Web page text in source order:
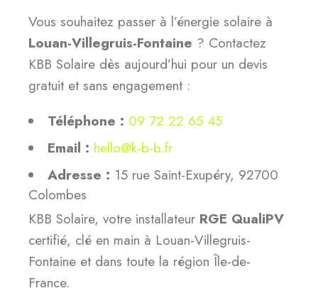
Vous souhaitez passer à l’énergie solaire à
Louan-Villegruis-Fontaine ? Contactez
KBB Solaire dès aujourd’hui pour un devis
gratuit et sans engagement :
Téléphone : 09 72 22 65 45
Email : hello@k-b-b.fr
Adresse : 15 rue Saint-Exupéry, 92700
Colombes
KBB Solaire, votre installateur RGE QualiPV
certifié, clé en main à Louan-Villegruis-
Fontaine et dans toute la région Île-de-
France.